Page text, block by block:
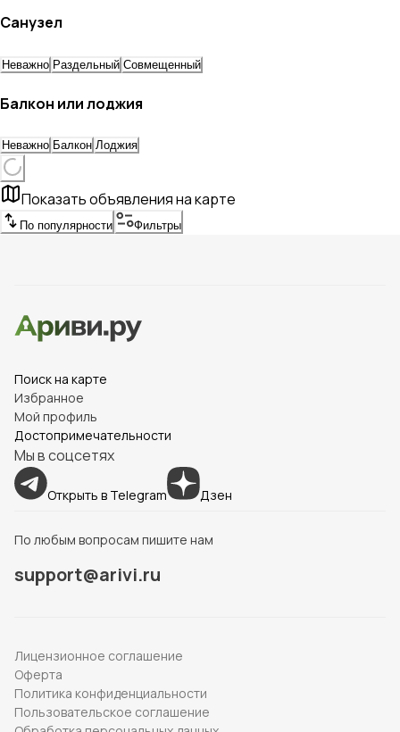
Санузел
Неважно Раздельный Совмещенный
Балкон или лоджия
Неважно Балкон Лоджия
Показать объявления на карте
По популярности Фильтры
Поиск на карте
Избранное
Мой профиль
Достопримечательности
Мы в соцсетях
Открыть в Telegram Дзен
По любым вопросам пишите нам
support@arivi.ru
Лицензионное соглашение
Оферта
Политика конфиденциальности
Пользовательское соглашение